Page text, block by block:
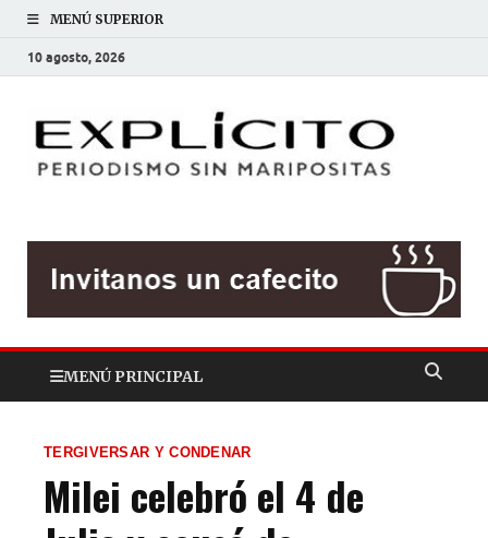
MENÚ SUPERIOR
10 agosto, 2026
MENÚ PRINCIPAL
TERGIVERSAR Y CONDENAR
Milei celebró el 4 de